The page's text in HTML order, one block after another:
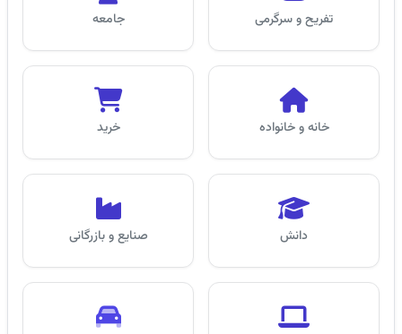
تفریح و سرگرمی جامعه
خانه و خانواده خرید
دانش صنایع و بازرگانی